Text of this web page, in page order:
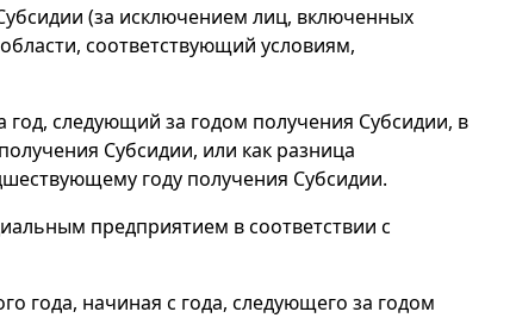
(за исключением лиц, включенных
соответствующий условиям,
год, следующий за годом получения Субсидии, в
Субсидии, или как разница
году получения Субсидии.
предприятием в соответствии с
года, начиная с года, следующего за годом